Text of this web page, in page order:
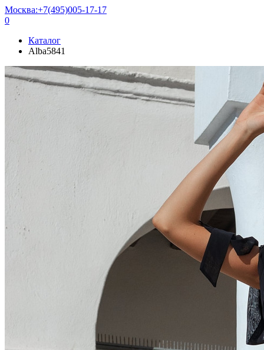
Москва:+7(495)005-17-17
0
Каталог
Alba5841